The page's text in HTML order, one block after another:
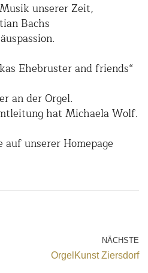
unserer Zeit,
Bachs
Ehebruster and friends“
an der Orgel.
hat Michaela Wolf.
unserer Homepage
NÄCHSTE
OrgelKunst Ziersdorf